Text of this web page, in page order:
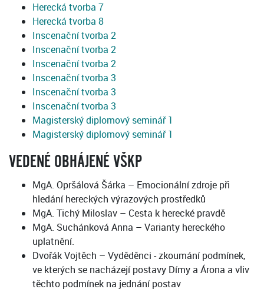
Herecká tvorba 7
Herecká tvorba 8
Inscenační tvorba 2
Inscenační tvorba 2
Inscenační tvorba 2
Inscenační tvorba 3
Inscenační tvorba 3
Inscenační tvorba 3
Magisterský diplomový seminář 1
Magisterský diplomový seminář 1
VEDENÉ OBHÁJENÉ VŠKP
MgA. Opršálová Šárka – Emocionální zdroje při
hledání hereckých výrazových prostředků
MgA. Tichý Miloslav – Cesta k herecké pravdě
MgA. Suchánková Anna – Varianty hereckého
uplatnění.
Dvořák Vojtěch – Vyděděnci - zkoumání podmínek,
ve kterých se nacházejí postavy Dímy a Árona a vliv
těchto podmínek na jednání postav